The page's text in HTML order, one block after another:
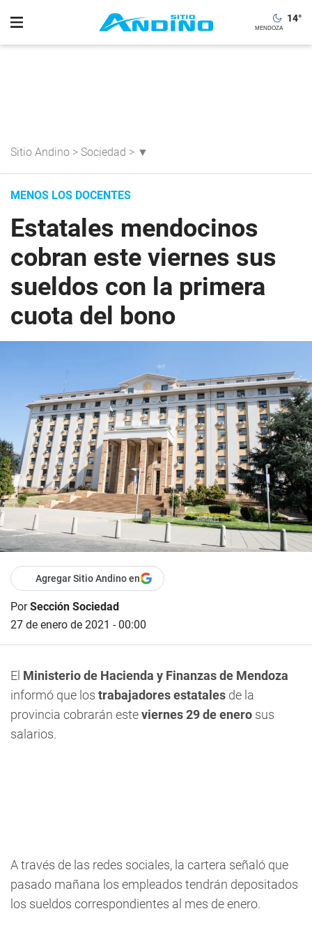
14°
Sitio Andino > Sociedad > ▼
MENOS LOS DOCENTES
Estatales mendocinos
cobran este viernes sus
sueldos con la primera
cuota del bono
Agregar Sitio Andino en
PorSección Sociedad
27 de enero de 2021 - 00:00
El Ministerio de Hacienda y Finanzas de Mendoza
informó que los trabajadores estatales de la
provincia cobrarán esteviernes 29 de enero sus
salarios.
A través de las redes sociales, la cartera señaló que
pasado mañana los empleados tendrán depositados
los sueldos correspondientes al mes de enero.